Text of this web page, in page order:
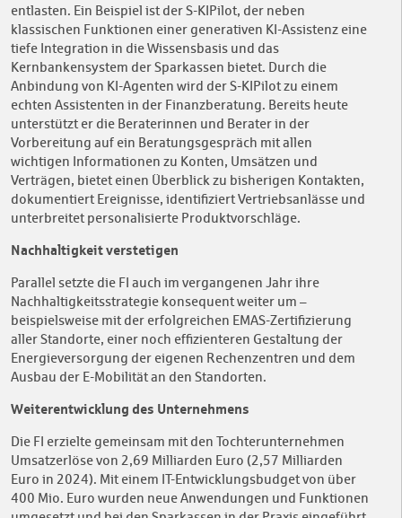
entlasten. Ein Beispiel ist der S-KIPilot, der neben
klassischen Funktionen einer generativen KI-Assistenz eine
tiefe Integration in die Wissensbasis und das
Kernbankensystem der Sparkassen bietet. Durch die
Anbindung von KI-Agenten wird der S-KIPilot zu einem
echten Assistenten in der Finanzberatung. Bereits heute
unterstützt er die Beraterinnen und Berater in der
Vorbereitung auf ein Beratungsgespräch mit allen
wichtigen Informationen zu Konten, Umsätzen und
Verträgen, bietet einen Überblick zu bisherigen Kontakten,
dokumentiert Ereignisse, identifiziert Vertriebsanlässe und
unterbreitet personalisierte Produktvorschläge.
Nachhaltigkeit verstetigen
Parallel setzte die FI auch im vergangenen Jahr ihre
Nachhaltigkeitsstrategie konsequent weiter um –
beispielsweise mit der erfolgreichen EMAS-Zertifizierung
aller Standorte, einer noch effizienteren Gestaltung der
Energieversorgung der eigenen Rechenzentren und dem
Ausbau der E-Mobilität an den Standorten.
Weiterentwicklung des Unternehmens
Die FI erzielte gemeinsam mit den Tochterunternehmen
Umsatzerlöse von 2,69 Milliarden Euro (2,57 Milliarden
Euro in 2024). Mit einem IT-Entwicklungsbudget von über
400 Mio. Euro wurden neue Anwendungen und Funktionen